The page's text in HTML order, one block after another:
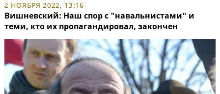
2 НОЯБРЯ 2022, 13:16
Вишневский: Наш спор с "навальнистами" и
теми, кто их пропагандировал, закончен